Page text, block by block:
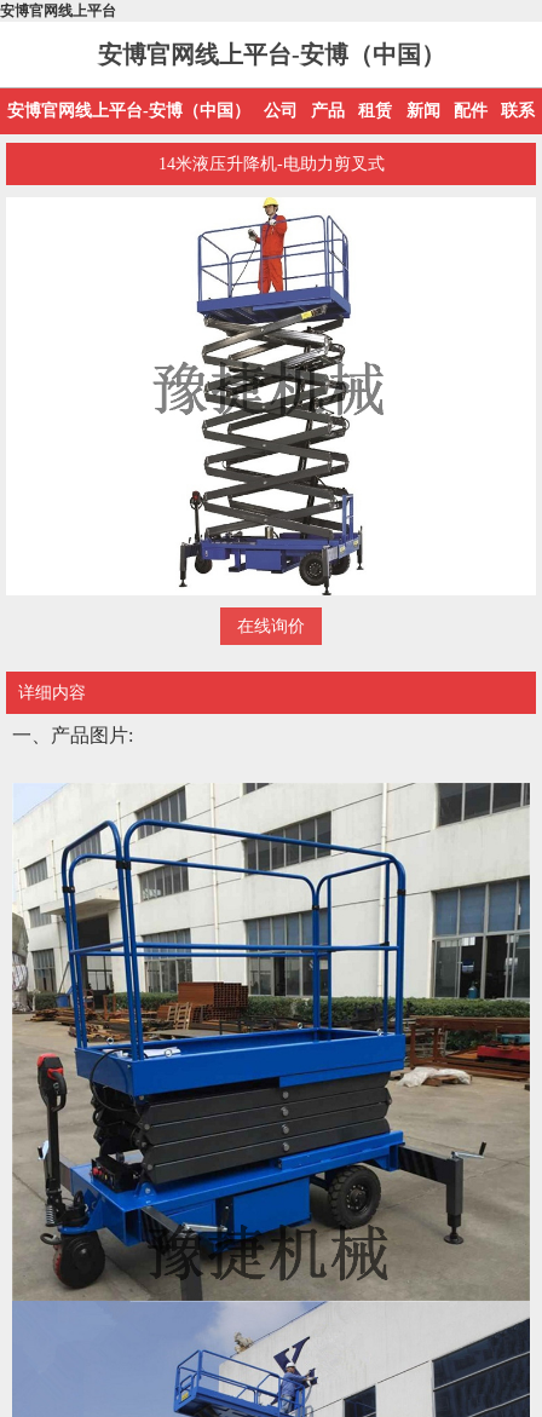
安博官网线上平台
安博官网线上平台-安博（中国）
安博官网线上平台-安博（中国） 公司 产品 租赁 新闻 配件 联系
14米液压升降机-电助力剪叉式
在线询价
详细内容
一、产品图片: